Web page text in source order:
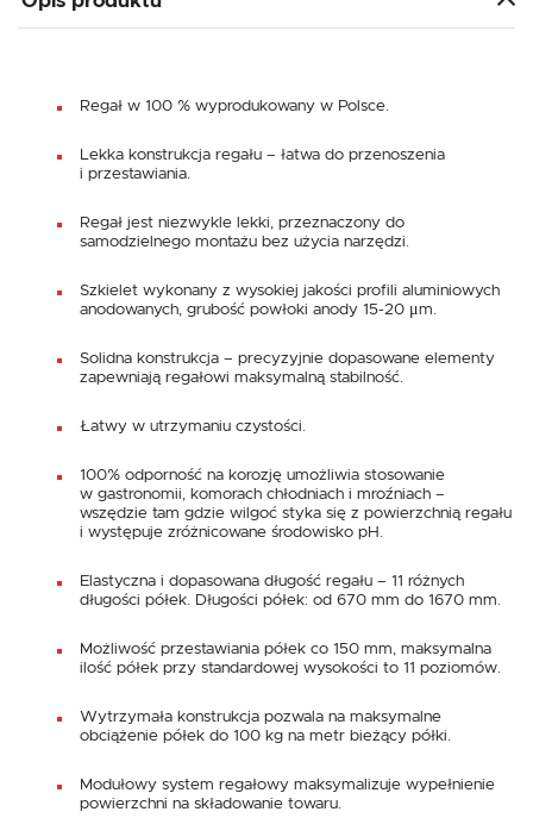
Regał w 100 % wyprodukowany w Polsce.
Lekka konstrukcja regału – łatwa do przenoszenia
i przestawiania.
Regał jest niezwykle lekki, przeznaczony do
samodzielnego montażu bez użycia narzędzi.
Szkielet wykonany z wysokiej jakości profili aluminiowych
anodowanych, grubość powłoki anody 15-20 μm.
Solidna konstrukcja – precyzyjnie dopasowane elementy
zapewniają regałowi maksymalną stabilność.
Łatwy w utrzymaniu czystości.
100% odporność na korozję umożliwia stosowanie
w gastronomii, komorach chłodniach i mroźniach –
wszędzie tam gdzie wilgoć styka się z powierzchnią regału
i występuje zróżnicowane środowisko pH.
Elastyczna i dopasowana długość regału – 11 różnych
długości półek. Długości półek: od 670 mm do 1670 mm.
Możliwość przestawiania półek co 150 mm, maksymalna
ilość półek przy standardowej wysokości to 11 poziomów.
Wytrzymała konstrukcja pozwala na maksymalne
obciążenie półek do 100 kg na metr bieżący półki.
Modułowy system regałowy maksymalizuje wypełnienie
powierzchni na składowanie towaru.